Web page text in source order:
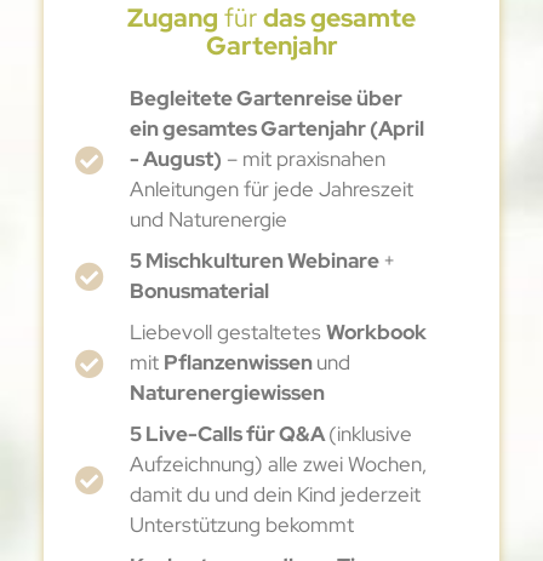
Zugang fürdas gesamte
Gartenjahr
Begleitete Gartenreise über
ein gesamtes Gartenjahr (April
- August) – mit praxisnahen
Anleitungen für jede Jahreszeit
und Naturenergie
5 Mischkulturen Webinare +
Bonusmaterial
Liebevoll gestaltetesWorkbook
mit Pflanzenwissenund
Naturenergiewissen
5 Live-Calls für Q&A(inklusive
Aufzeichnung) alle zwei Wochen,
damit du und dein Kind jederzeit
Unterstützung bekommt